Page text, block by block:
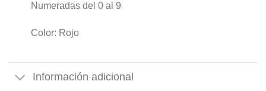
Numeradas del 0 al 9
Color: Rojo
Información adicional